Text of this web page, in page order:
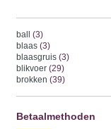
ball (3)
blaas (3)
blaasgruis (3)
blikvoer (29)
brokken (39)
Betaalmethoden